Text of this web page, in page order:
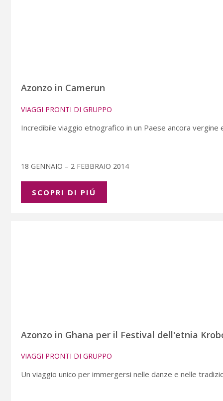
Azonzo in Camerun
VIAGGI PRONTI DI GRUPPO
Incredibile viaggio etnografico in un Paese ancora
18 GENNAIO – 2 FEBBRAIO 2014
SCOPRI DI PIÚ
Azonzo in Ghana per il Festival dell'etnia
VIAGGI PRONTI DI GRUPPO
Un viaggio unico per immergersi nelle danze e nelle